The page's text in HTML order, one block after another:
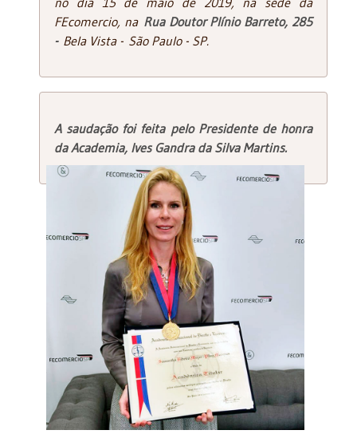
FEcomercio, na Rua Doutor Plínio Barreto, 285
- Bela Vista - São Paulo - SP.
A saudação foi feita pelo Presidente de honra
da Academia, Ives Gandra da Silva Martins.